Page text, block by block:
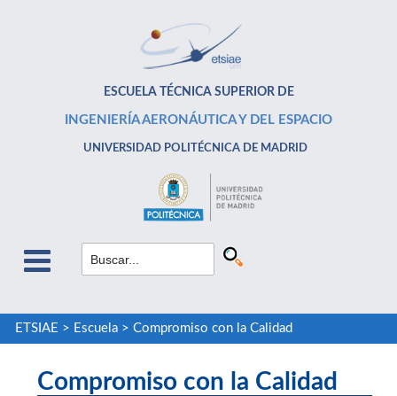
ESCUELA TÉCNICA SUPERIOR DE
INGENIERÍA AERONÁUTICA Y DEL ESPACIO
UNIVERSIDAD POLITÉCNICA DE MADRID
ETSIAE > Escuela> Compromiso con la Calidad
Compromiso con la Calidad